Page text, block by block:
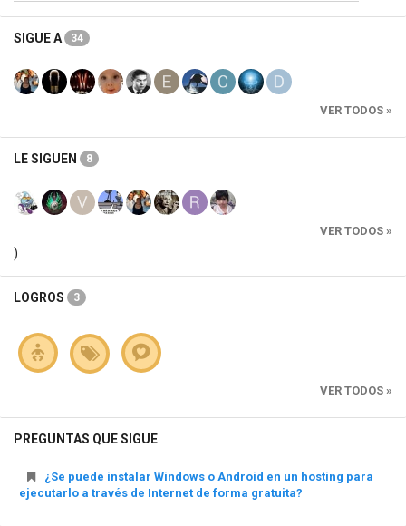
SIGUE A 34
VER TODOS »
LE SIGUEN 8
VER TODOS »
)
LOGROS 3
VER TODOS »
PREGUNTAS QUE SIGUE
¿Se puede instalar Windows o Android en un hosting para
ejecutarlo a través de Internet de forma gratuita?